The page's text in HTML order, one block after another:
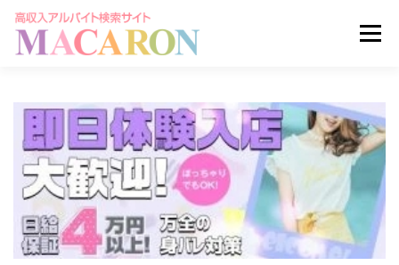
メニュー
求人を探す ユーザー登録 ログイン
掲載申し込みはこちら